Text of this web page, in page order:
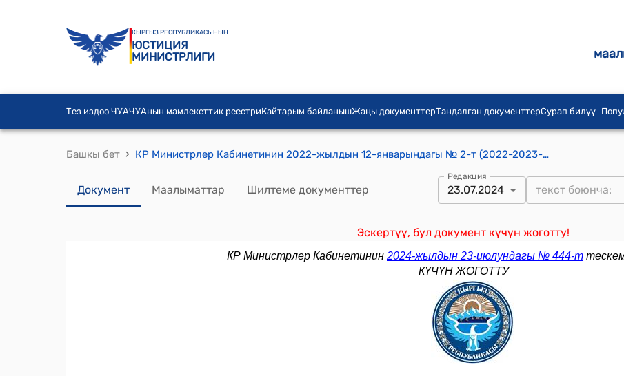
КЫРГЫЗ РЕСПУБЛИКАСЫНЫН
ЮСТИЦИЯ
МИНИСТРЛИГИ
Тез издөө ЧУАЧУАнын мамлекеттик реестриКайтарым байланышЖаңы документтерТандалган документтерСурап билүү
Башкы бет › КР Министрлер Кабинетинин 2022-жылдын 12-январындагы № 2-т (2022-2023-жылдарга Кыргыз Республикасында башкарууну санариптештирүү жана санариптик инфратүзүмдү өнүктүрүү боюнча иш-чаралар планын бекитүү тууралуу) тескемеси
Документ Маалыматтар Шилтеме документтер
Редакция
23.07.2024
Эскертүү, бул документ күчүн жоготту!